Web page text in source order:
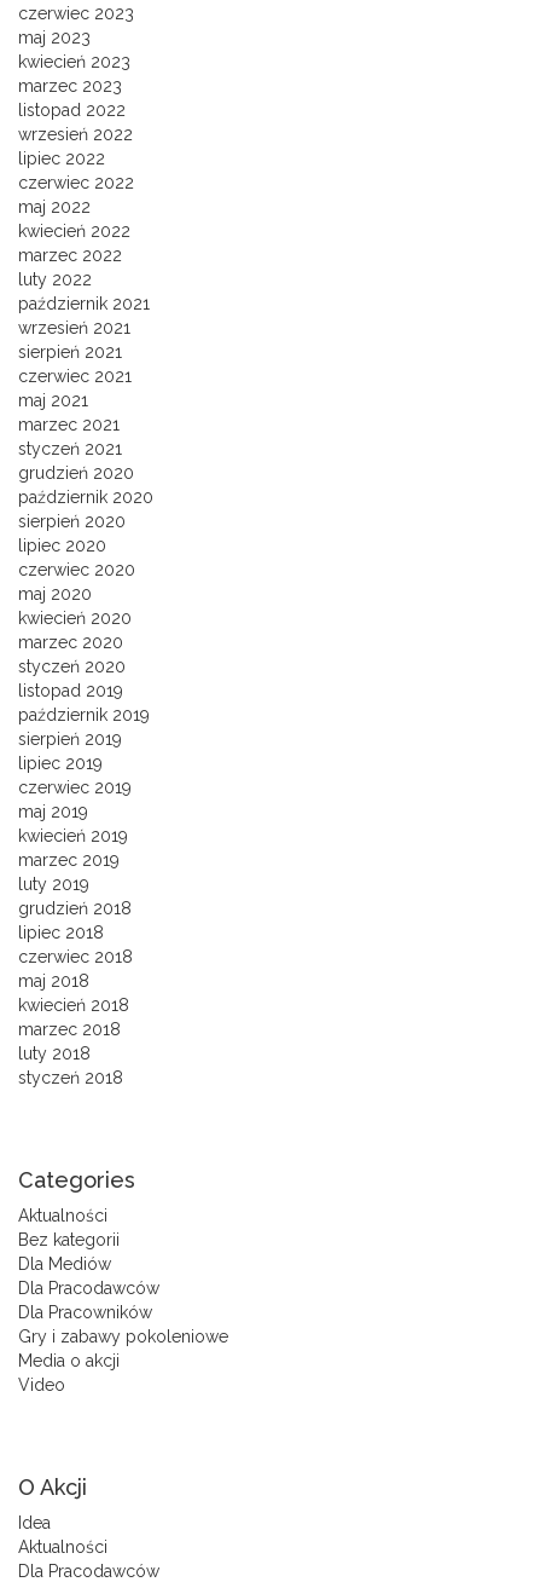
czerwiec 2023
maj 2023
kwiecień 2023
marzec 2023
listopad 2022
wrzesień 2022
lipiec 2022
czerwiec 2022
maj 2022
kwiecień 2022
marzec 2022
luty 2022
październik 2021
wrzesień 2021
sierpień 2021
czerwiec 2021
maj 2021
marzec 2021
styczeń 2021
grudzień 2020
październik 2020
sierpień 2020
lipiec 2020
czerwiec 2020
maj 2020
kwiecień 2020
marzec 2020
styczeń 2020
listopad 2019
październik 2019
sierpień 2019
lipiec 2019
czerwiec 2019
maj 2019
kwiecień 2019
marzec 2019
luty 2019
grudzień 2018
lipiec 2018
czerwiec 2018
maj 2018
kwiecień 2018
marzec 2018
luty 2018
styczeń 2018
Categories
Aktualności
Bez kategorii
Dla Mediów
Dla Pracodawców
Dla Pracowników
Gry i zabawy pokoleniowe
Media o akcji
Video
O Akcji
Idea
Aktualności
Dla Pracodawców